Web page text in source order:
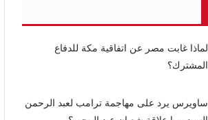
لماذا غابت مصر عن اتفاقية مكة للدفاع
المشترك؟
ساويرس يرد على مهاجمة ترامب لعبد الرحمن